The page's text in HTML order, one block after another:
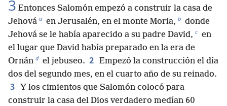
3 Entonces Salomón empezó a construir la casa de
Jehová a en Jerusalén, en el monte Moria, b donde
Jehová se le había aparecido a su padre David, c en
el lugar que David había preparado en la era de
Ornán d el jebuseo. 2 Empezó la construcción el día
dos del segundo mes, en el cuarto año de su reinado.
3 Y los cimientos que Salomón colocó para
construir la casa del Dios verdadero medían 60